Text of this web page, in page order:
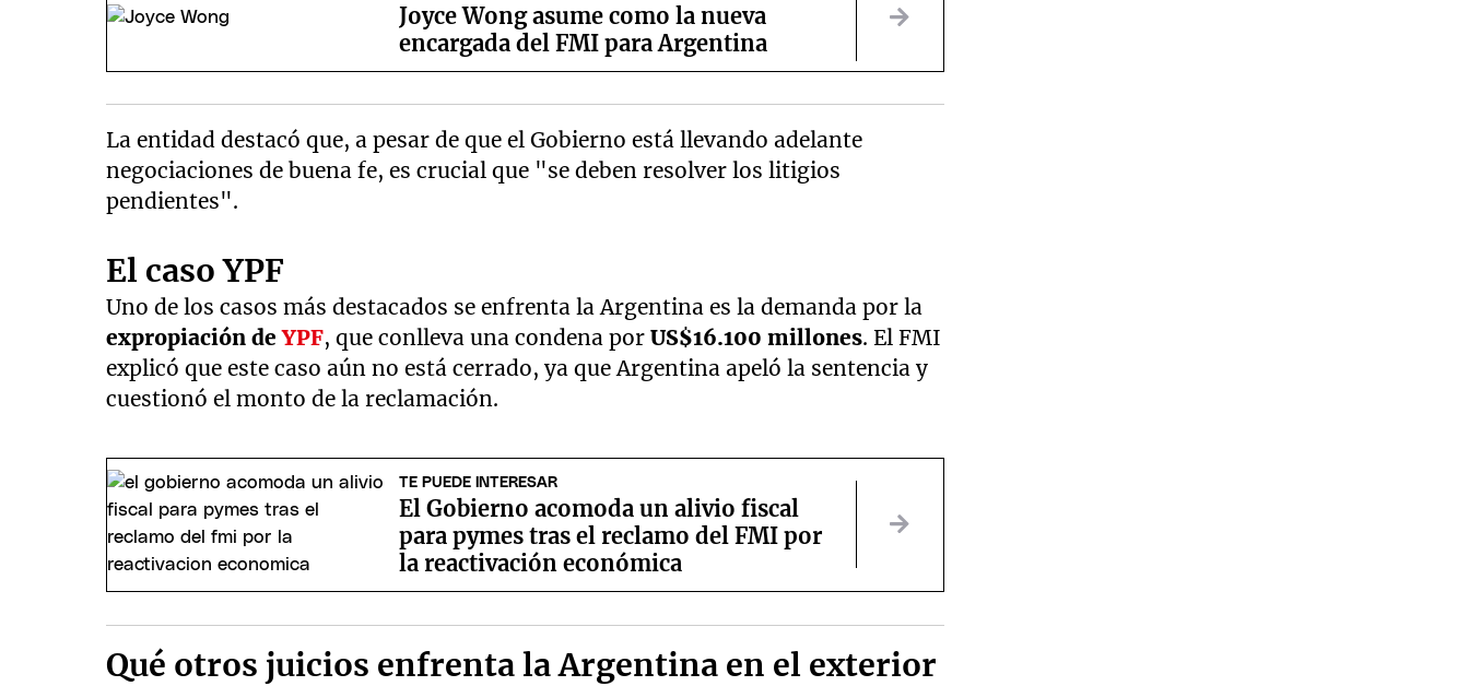
Joyce Wong asume como la nueva
encargada del FMI para Argentina
La entidad destacó que, a pesar de que el Gobierno está llevando adelante
negociaciones de buena fe, es crucial que "se deben resolver los litigios
pendientes".
El caso YPF
Uno de los casos más destacados se enfrenta la Argentina es la demanda por la
expropiación deYPF, que conlleva una condena porUS$16.100 millones. El FMI
explicó que este caso aún no está cerrado, ya que Argentina apeló la sentencia y
cuestionó el monto de la reclamación.
TE PUEDE INTERESAR
El Gobierno acomoda un alivio fiscal
para pymes tras el reclamo del FMI por
la reactivación económica
Qué otros juicios enfrenta la Argentina en el exterior